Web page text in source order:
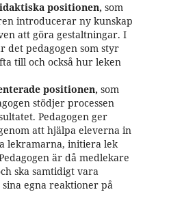
positionen, som
introducerar ny kunskap
att göra gestaltningar. I
det pedagogen som styr
till och också hur leken
positionen, som
stödjer processen
Pedagogen ger
att hjälpa eleverna in
lekramarna, initiera lek
är då medlekare
ska samtidigt vara
egna reaktioner på